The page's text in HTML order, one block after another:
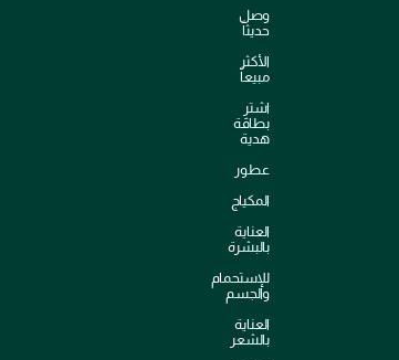
وصل
حديثاً
الأكثر
مبيعاً
اشترِ
بطاقة
هدية
عطور
المكياج
العناية
بالبشرة
للإستحمام
والجسم
العناية
بالشعر